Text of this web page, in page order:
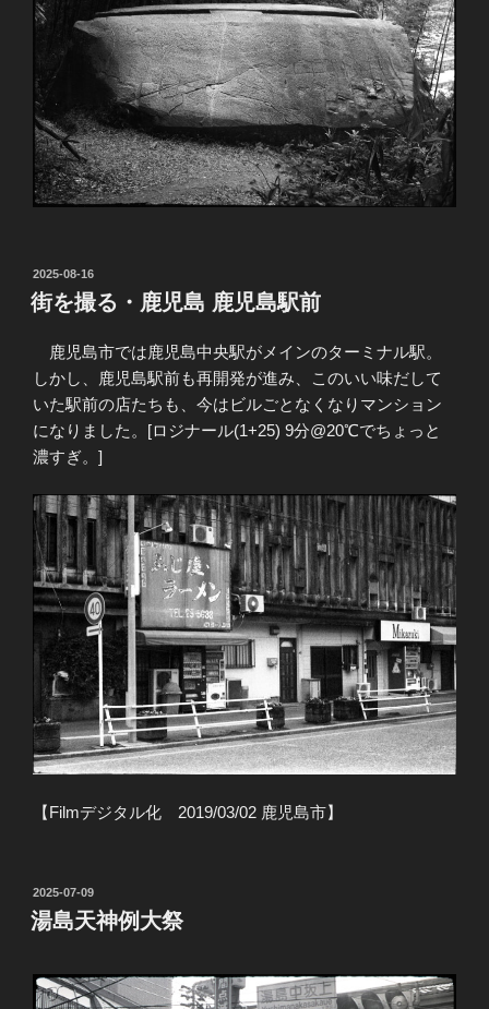
投
稿
日:
2025-08-16
街を撮る・鹿児島 鹿児島駅前
鹿児島市では鹿児島中央駅がメインのターミナル駅。
しかし、鹿児島駅前も再開発が進み、このいい味だして
いた駅前の店たちも、今はビルごとなくなりマンション
になりました。[ロジナール(1+25) 9分@20℃でちょっと
濃すぎ。]
【Filmデジタル化 2019/03/02 鹿児島市】
投
稿
日:
2025-07-09
湯島天神例大祭